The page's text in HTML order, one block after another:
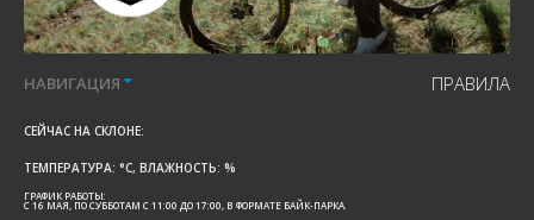
НАВИГАЦИЯ ПРАВИЛА
СЕЙЧАС НА СКЛОНЕ:
ТЕМПЕРАТУРА: °C, ВЛАЖНОСТЬ: %
ГРАФИК РАБОТЫ:
C 16 МАЯ, ПО СУББОТАМ С 11:00 ДО 17:00, В ФОРМАТЕ БАЙК-ПАРКА.